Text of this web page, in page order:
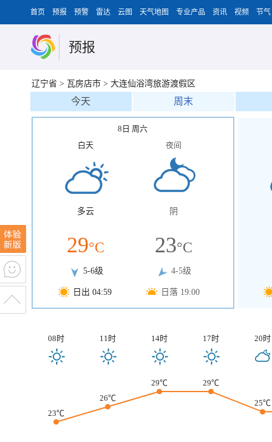
首页 预报 预警 雷达 云图 天气地图 专业产品 资讯 视频 节气
预报
辽宁省 > 瓦房店市 > 大连仙浴湾旅游渡假区
今天 周末
8日 周六
白天
多云
29°C
5-6级
日出 04:59
夜间
阴
23°C
4-5级
日落 19:00
08时 11时 14时 17时 20时
23℃
26℃
29℃ 29℃
25℃